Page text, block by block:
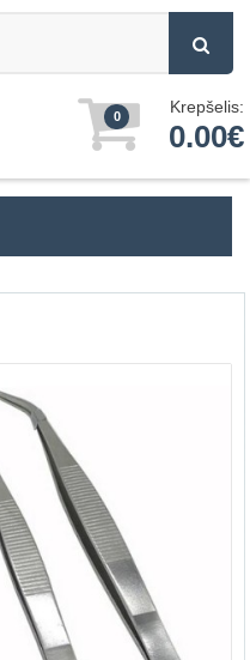
0 Krepšelis:
0.00€